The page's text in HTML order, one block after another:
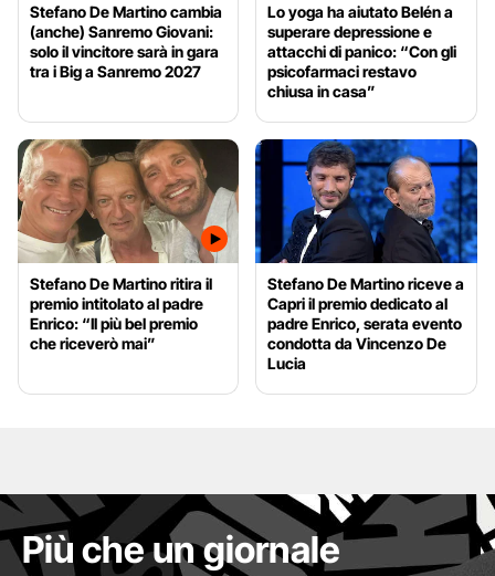
Stefano De Martino cambia
(anche) Sanremo Giovani:
solo il vincitore sarà in gara
tra i Big a Sanremo 2027
Lo yoga ha aiutato Belén a
superare depressione e
attacchi di panico: “Con gli
psicofarmaci restavo
chiusa in casa”
Stefano De Martino ritira il
premio intitolato al padre
Enrico: “Il più bel premio
che riceverò mai”
Stefano De Martino riceve a
Capri il premio dedicato al
padre Enrico, serata evento
condotta da Vincenzo De
Lucia
Più che un giornale